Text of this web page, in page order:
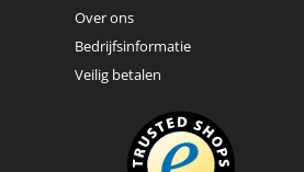
Over ons
Bedrijfsinformatie
Veilig betalen